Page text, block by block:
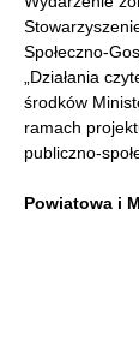
Społeczno-
„Działania
środków
ramach
publiczno-
Powiatowa i